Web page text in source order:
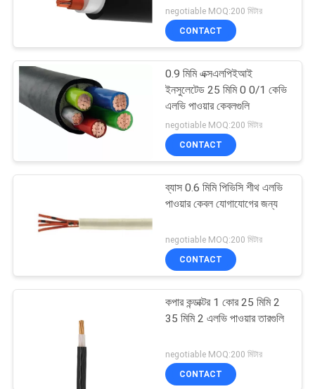
উদ্ধৃতির
জন্য
আবেদন
ম্যাপ
POLICY
যৌগিক শক্তি তারগুলি
এইচভি পাওয়ার কেবল
এমভি পাওয়ার তারগুলি
10
negotiable MOQ:200 মিটার
CONTACT
0.9 মিমি এক্সএলপিইআই
ইনসুলেটেড 25 মিমি 0 0/1 কেভি
এলভি পাওয়ার কেবলগুলি
negotiable MOQ:200 মিটার
CONTACT
ব্যাস 0.6 মিমি পিভিসি শীথ এলভি
পাওয়ার কেবল যোগাযোগের জন্য
negotiable MOQ:200 মিটার
CONTACT
কপার কন্ডাক্টর 1 কোর 25 মিমি 2
35 মিমি 2 এলভি পাওয়ার তারগুলি
negotiable MOQ:200 মিটার
CONTACT